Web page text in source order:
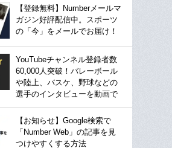
【登録無料】Numberメールマ
ガジン好評配信中。スポーツ
の「今」をメールでお届け！
YouTubeチャンネル登録者数
60,000人突破！バレーボール
や陸上、バスケ、野球などの
選手のインタビューを動画で
【お知らせ】Google検索で
「Number Web」の記事を見
つけやすくする方法